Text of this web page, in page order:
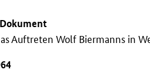
Auftreten Wolf Biermanns in